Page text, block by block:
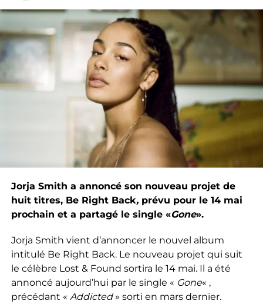
Jorja Smith a annoncé son nouveau projet de
huit titres, Be Right Back,prévu pour le 14 mai
prochain et a partagé le single «Gone».
Jorja Smith vient d’annoncer le nouvel album
intitulé Be Right Back. Le nouveau projet qui suit
le célèbre Lost & Found sortira le 14 mai. Il a été
annoncé aujourd’hui par le single « Gone« ,
précédant « Addicted» sorti en mars dernier.